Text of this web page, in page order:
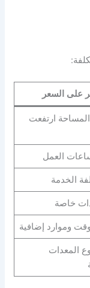
على السعر
ارتفعت
العمل
الخدمة
خاصة
وموارد إضافية
المعدات